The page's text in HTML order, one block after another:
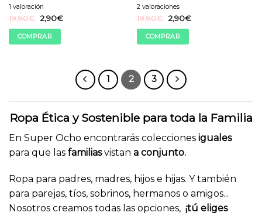
1 valoración
19,90€ El
precio
original
era:
2,90€El
COMPRAR
opciones
se
elegir
la
página
de
2 valoraciones
19,90€ El
precio
original
era:
2,90€El
COMPRAR
tiene
múltiples
opciones
se
pueden
elegir
en
la
página
de
1 2 3
Ropa Ética y Sostenible para toda la Familia
En Super Ocho encontrarás colecciones iguales
para que las familiasvistan a conjunto.
Ropa para padres, madres, hijos e hijas. Y también
para parejas, tíos, sobrinos, hermanos o amigos...
Nosotros creamos todas las opciones, ¡tú eliges